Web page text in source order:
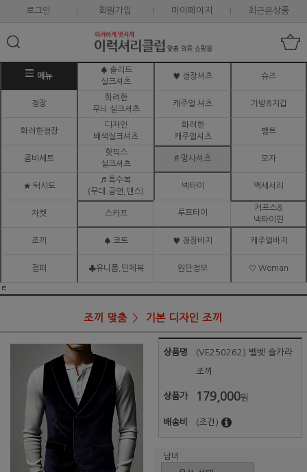
로그인 회원가입 마이페이지 최근본상품
메뉴
♠ 솔리드
실크셔츠
♥ 정장셔츠 슈즈
정장
화려한
무늬 실크셔츠
캐주얼 셔츠 가방&지갑
화려한정장
디자인
배색실크셔츠
화려한
캐주얼셔츠
벨트
콤비세트
핫픽스
실크셔츠
# 망사셔츠 모자
★ 턱시도
♬ 특수복
(무대.공연,댄스)
넥타이 액세서리
자켓 스카프 루프타이
커프스&
넥타이핀
조끼 ♠ 코트 ♥ 정장바지 캐주얼바지
점퍼 ♣유니폼,단체복 원단정보 ♡ Woman
ㅌ
조끼 맞춤 기본 디자인 조끼
상품명 (VE250262) 벨벳 숄카라
조끼
상품가 179,000원
배송비 (조건)
남녀